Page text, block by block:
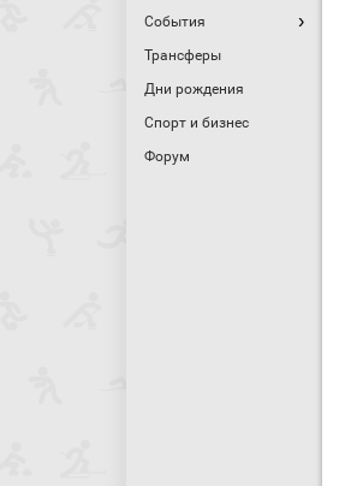
События
Трансферы
Дни рождения
Спорт и бизнес
Форум